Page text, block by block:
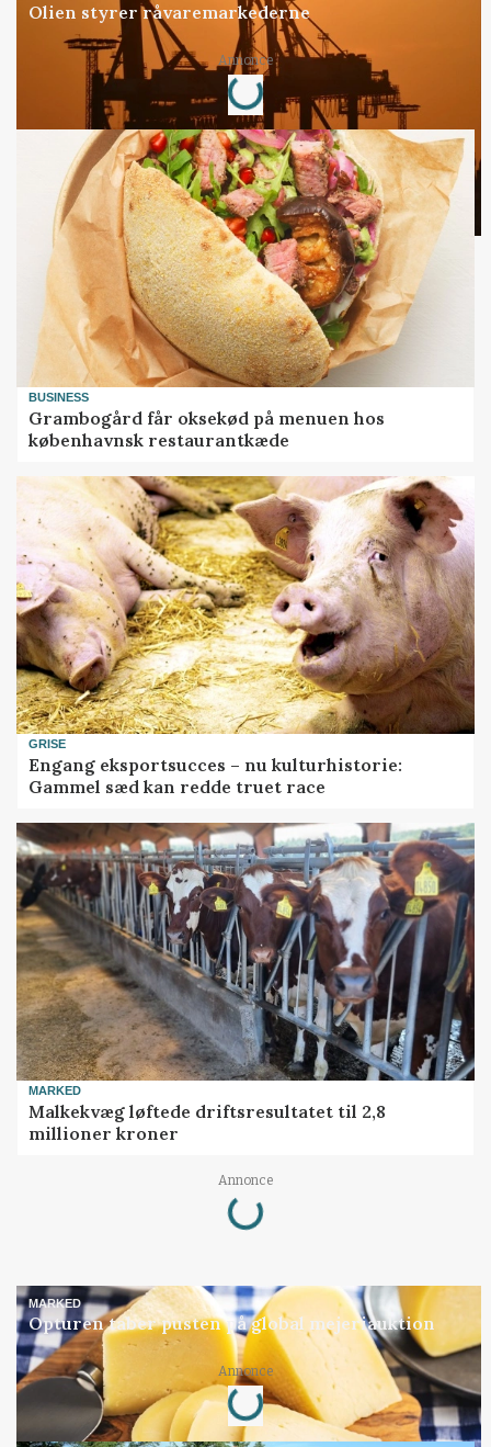
Olien styrer råvaremarkederne
Annonce
Loading...
BUSINESS
Grambogård får oksekød på menuen hos
københavnsk restaurantkæde
GRISE
Engang eksportsucces – nu kulturhistorie:
Gammel sæd kan redde truet race
MARKED
Malkekvæg løftede driftsresultatet til 2,8
millioner kroner
Annonce
Loading...
MARKED
Opturen taber pusten på global mejeriauktion
Annonce
Loading...